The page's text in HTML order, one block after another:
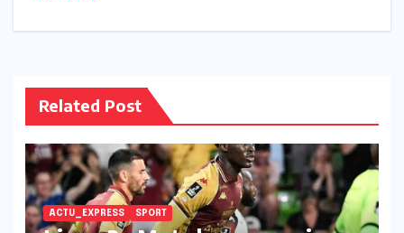
Related Post
ACTU_EXPRESS SPORT